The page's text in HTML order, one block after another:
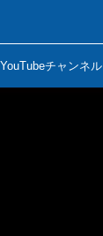
YouTubeチャンネル